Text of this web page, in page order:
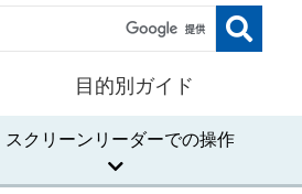
目的別ガイド
スクリーンリーダーでの操作